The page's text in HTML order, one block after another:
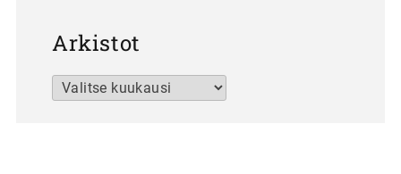
Arkistot
Arkistot